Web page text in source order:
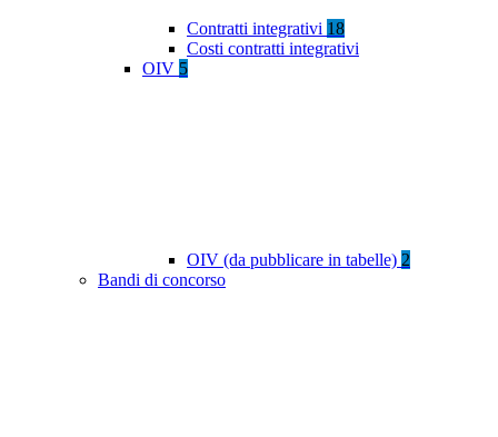
Contratti integrativi 18
Costi contratti integrativi
OIV 5
OIV (da pubblicare in tabelle) 2
Bandi di concorso